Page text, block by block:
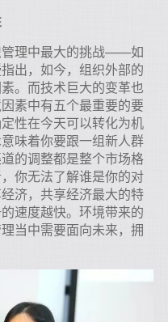
管理中最大的挑战——如
出，如今，组织外部的
。而技术巨大的变革也
素中有五个最重要的要
性在今天可以转化为机
味着你要跟一组新人群
的调整都是整个市场格
你无法了解谁是你的对
济，共享经济最大的特
速度越快。环境带来的
当中需要面向未来，拥